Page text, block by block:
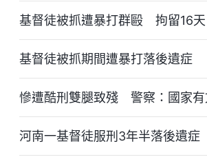
基督徒被抓遭暴打群毆 拘留16天
基督徒被抓期間遭暴打落後遺症
慘遭酷刑雙腿致殘 警察：國家有
河南一基督徒服刑3年半落後遺症